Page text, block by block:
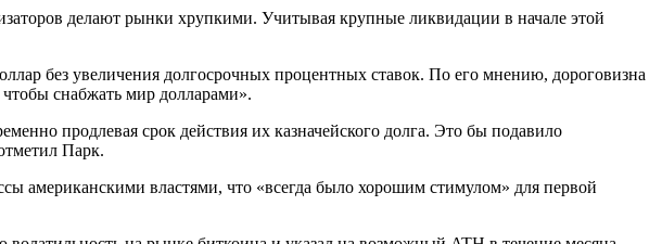
делают рынки хрупкими. Учитывая крупные ликвидации в начале этой
без увеличения долгосрочных процентных ставок. По его мнению, дороговизна
снабжать мир долларами».
продлевая срок действия их казначейского долга. Это бы подавило
Парк.
американскими властями, что «всегда было хорошим стимулом» для первой